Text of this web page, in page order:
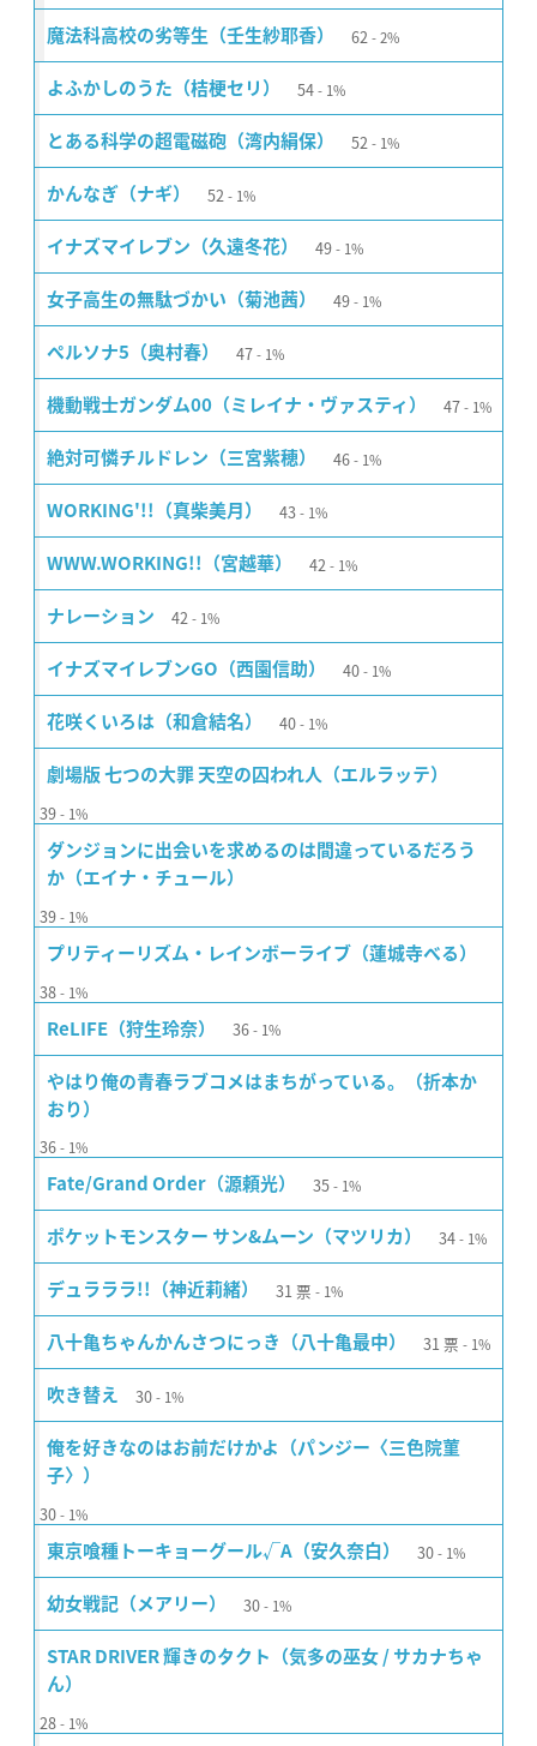
魔法科高校の劣等生（壬生紗耶香） 62 2%
よふかしのうた（桔梗セリ） 54 1%
とある科学の超電磁砲（湾内絹保） 52 1%
かんなぎ（ナギ） 52 1%
イナズマイレブン（久遠冬花） 49 1%
女子高生の無駄づかい（菊池茜） 49 1%
ペルソナ5（奥村春） 47 1%
機動戦士ガンダム00（ミレイナ・ヴァスティ） 47 1%
絶対可憐チルドレン（三宮紫穂） 46 1%
WORKING'!!（真柴美月） 43 1%
WWW.WORKING!!（宮越華） 42 1%
ナレーション 42 1%
イナズマイレブンGO（西園信助） 40 1%
花咲くいろは（和倉結名） 40 1%
劇場版 七つの大罪 天空の囚われ人（エルラッテ）
39 1%
ダンジョンに出会いを求めるのは間違っているだろう
か（エイナ・チュール）
39 1%
プリティーリズム・レインボーライブ（蓮城寺べる）
38 1%
ReLIFE（狩生玲奈） 36 1%
やはり俺の青春ラブコメはまちがっている。（折本か
おり）
36 1%
Fate/Grand Order（源頼光） 35 1%
ポケットモンスター サン&ムーン（マツリカ） 34 1%
デュラララ!!（神近莉緒） 31 票 1%
八十亀ちゃんかんさつにっき（八十亀最中） 31 票 1%
吹き替え 30 1%
俺を好きなのはお前だけかよ（パンジー〈三色院菫
子〉）
30 1%
東京喰種トーキョーグール√A（安久奈白） 30 1%
幼女戦記（メアリー） 30 1%
STAR DRIVER 輝きのタクト（気多の巫女 / サカナちゃ
ん）
28 1%